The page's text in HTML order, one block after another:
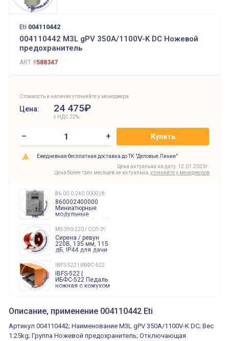
Eti 004110442
004110442 M3L gPV 350A/1100V-K DC Ножевой
предохранитель
ART #588347
Стоимость и наличие уточняйте у менеджера
Цена: 24 475₽
с НДС 22%
– + Купить
Ежедневная бесплатная доставка до ТК "Деловые Линии"
Цена актуальна на дату: 12.01.2023г.
Цена более трех месяцев не актуальна, уточняйте у менеджеров
86.00.0.240.0000 | 860002400000
860002400000
Миниатюрные
модульные
таймеры Finder, 12-
240 Вольт AC/DC
Finder
86.00.0.240.0000
MS-390-220 / ССП-390 220В
Сирена / ревун
220В, 135 мм, 115
дБ, IP44 для дачи
производства 220
Вольт звук ситены
"пожарная
тревога"
IBFS-522 | ИБФС-522
IBFS-522 |
ИБФС-522 Педаль
ножная с кожухом
двойная,
15Ампер 250В
XVR13M05L
Маячок
оранжевый
230VAC 130мм
ВКН8108
Описание, применение 004110442 Eti
Артикул 004110442; Наименование M3L gPV 350A/1100V-K DC; Вес
1.25kg; Группа Ножевой предохранитель; Отключающая